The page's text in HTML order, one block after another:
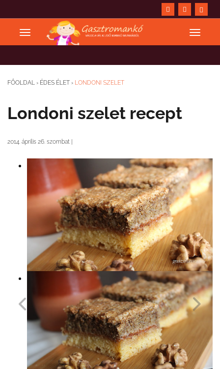
FŐOLDAL › ÉDES ÉLET › LONDONI SZELET
Londoni szelet recept
2014. április 26. szombat |